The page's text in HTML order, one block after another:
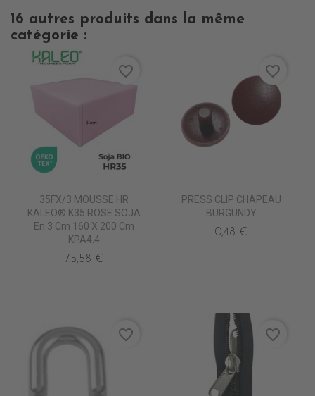
16 autres produits dans la même
catégorie :
35FX/3 MOUSSE HR
KALEO® K35 ROSE SOJA
En 3 Cm 160 X 200 Cm
KPA4.4
75,58 €
favorite_border
PRESS CLIP CHAPEAU
BURGUNDY
0,48 €
favorite_border
favorite_border favorite_border